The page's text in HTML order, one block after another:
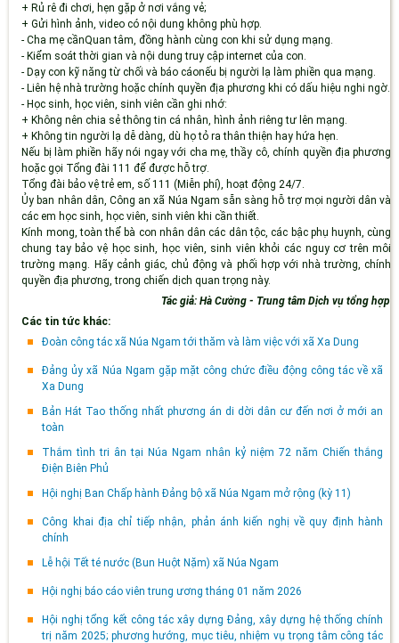
+ Rủ rê đi chơi, hẹn gặp ở nơi vắng vẻ;
+Gửi hình ảnh, video có nội dung không phù hợp.
-Cha mẹ cầnQuan tâm, đồng hành cùng con khi sử dụng mạng.
- Kiểm soát thời gian và nội dung truy cập internet của con.
- Dạy con kỹ năng từ chối và báo cáonếu bị người lạ làm phiền qua mạng.
- Liên hệ nhà trường hoặc chính quyền địa phương khi có dấu hiệu nghi ngờ.
- Học sinh, học viên, sinh viên cần ghi nhớ:
+ Khôngnênchia sẻ thông tin cá nhân, hình ảnh riêng tư lên mạng.
+ Không tin người lạ dễ dàng, dù họ tỏ ra thân thiện hay hứa hẹn.
Nếu bị làm phiền hãy nói ngay với cha mẹ, thầy cô, chính quyền địa phương
hoặc gọi Tổng đài 111 để được hỗ trợ.
Tổng đài bảo vệ trẻ em, số 111(Miễn phí), hoạt động24/7.
Ủy ban nhân dân,Công an xã Núa Ngam sẵn sàng hỗ trợmọi người dân và
các em học sinh, học viên, sinh viên khi cần thiết.
Kính mong, toàn thể bà con nhân dân các dân tộc, các bậc phụ huynh, cùng
chung tay bảo vệ học sinh, học viên, sinh viên khỏi các nguy cơ trên môi
trường mạng. Hãy cảnh giác, chủ động và phối hợp với nhà trường, chính
quyền địa phương, trong chiến dịch quan trọng này.
Tác giả: Hà Cường - Trung tâm Dịch vụ tổng hợp
Các tin tức khác:
Đoàn công tác xã Núa Ngam tới thăm và làm việc với xã Xa Dung
Đảng ủy xã Núa Ngam gặp mặt công chức điều động công tác về xã
Xa Dung
Bản Hát Tao thống nhất phương án di dời dân cư đến nơi ở mới an
toàn
Thắm tình tri ân tại Núa Ngam nhân kỷ niệm 72 năm Chiến thắng
Điện Biên Phủ
Hội nghị Ban Chấp hành Đảng bộ xã Núa Ngam mở rộng (kỳ 11)
Công khai địa chỉ tiếp nhận, phản ánh kiến nghị về quy định hành
chính
Lễ hội Tết té nước (Bun Huột Nặm) xã Núa Ngam
Hội nghị báo cáo viên trung ương tháng 01 năm 2026
Hội nghị tổng kết công tác xây dựng Đảng, xây dựng hệ thống chính
trị năm 2025; phương hướng, mục tiêu, nhiệm vụ trọng tâm công tác